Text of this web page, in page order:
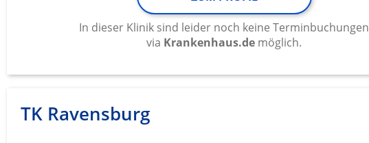
In dieser Klinik sind leider noch keine Terminbuchungen
via Krankenhaus.de möglich.
TK Ravensburg